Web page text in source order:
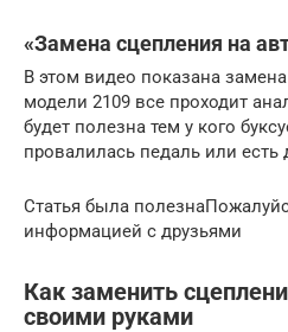
«Замена сцепления на
В этом видео показана
модели 2109 все проходит
будет полезна тем у кого
провалилась педаль или есть
Статья была
информацией с друзьями
Как заменить
своими руками